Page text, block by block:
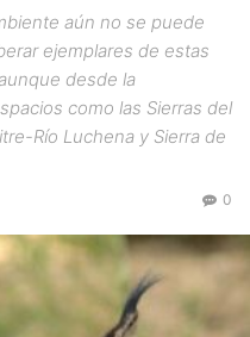
aún no se puede
ejemplares de estas
desde la
como las Sierras del
Río Luchena y Sierra de
0